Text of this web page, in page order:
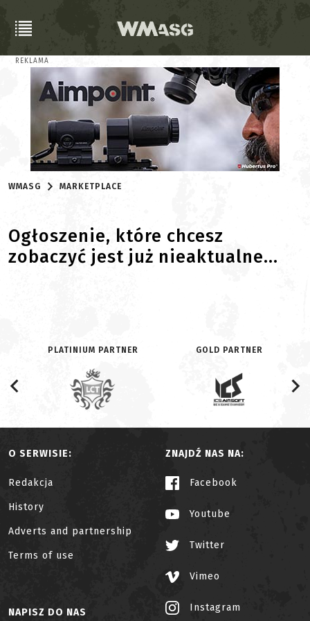
REKLAMA
WMASG MARKETPLACE
Ogłoszenie, które chcesz
zobaczyć jest już nieaktualne...
PLATINIUM PARTNER GOLD PARTNER
O SERWISIE:
Redakcja
History
Adverts and partnership
Terms of use
ZNAJDŹ NAS NA:
Facebook
Youtube
Twitter
Vimeo
Instagram
NAPISZ DO NAS